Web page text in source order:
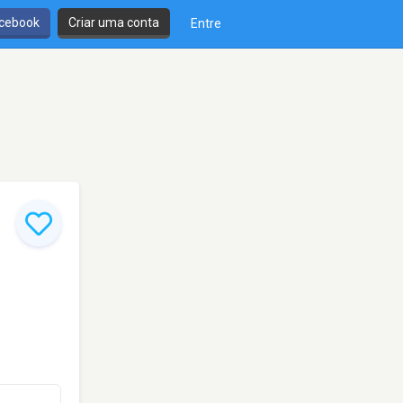
Criar uma conta Entre